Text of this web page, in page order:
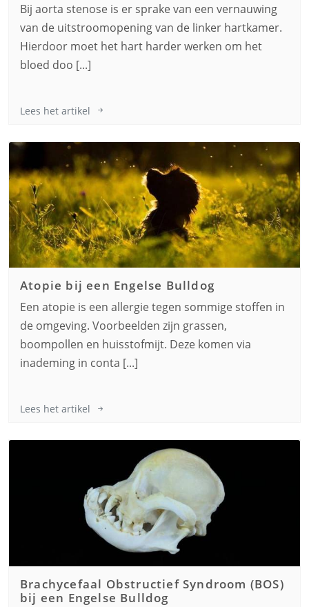
Bij aorta stenose is er sprake van een vernauwing
van de uitstroomopening van de linker hartkamer.
Hierdoor moet het hart harder werken om het
bloed doo [...]
Lees het artikel
Atopie bij een Engelse Bulldog
Een atopie is een allergie tegen sommige stoffen in
de omgeving. Voorbeelden zijn grassen,
boompollen en huisstofmijt. Deze komen via
inademing in conta [...]
Lees het artikel
Brachycefaal Obstructief Syndroom (BOS)
bij een Engelse Bulldog